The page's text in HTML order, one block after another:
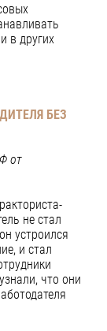
в других
БЕЗ
от
не стал
устроился
и стал
что они